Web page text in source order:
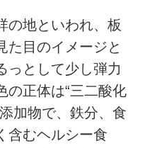
地といわれ、板
た目のイメージと
っとして少し弾力
の正体は“三二酸化
加物で、鉄分、食
含むヘルシー食